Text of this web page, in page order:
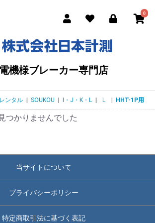
0
機様ブレーカー専門店
ンタル SOUKOU I・J・K・L L HHT-1P用
つかりませんでした
当サイトについて
プライバシーポリシー
特定商取引法に基づく表記